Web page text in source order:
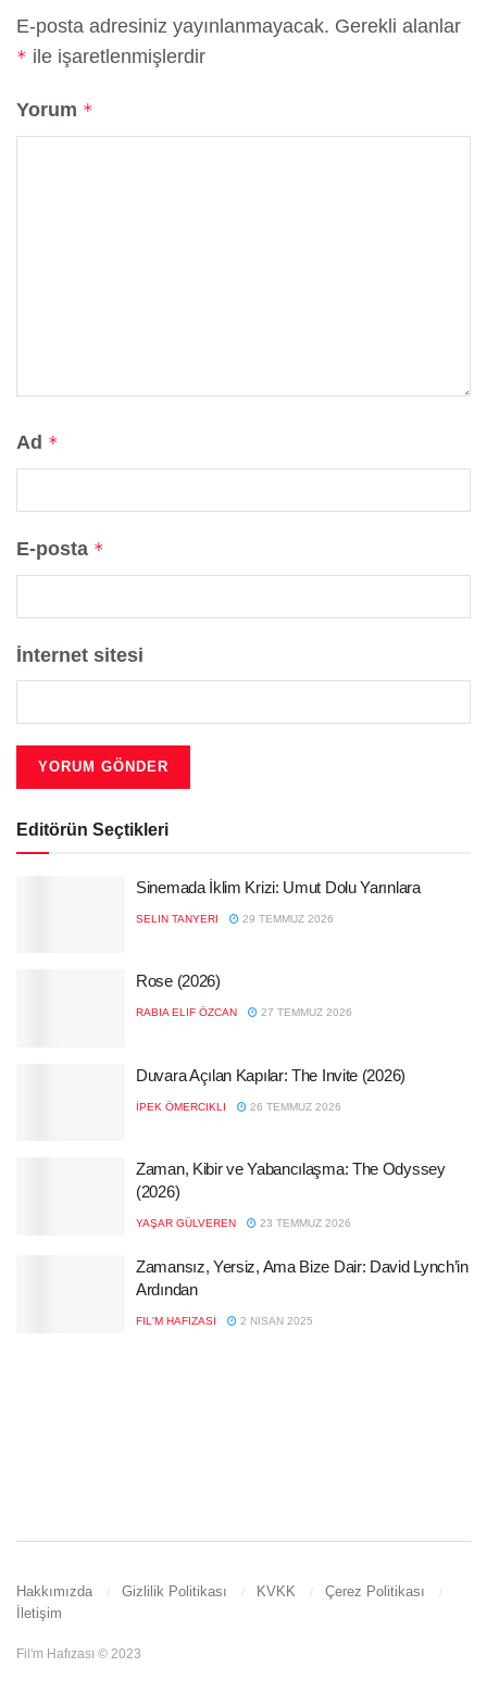
E-posta adresiniz yayınlanmayacak. Gerekli alanlar
* ile işaretlenmişlerdir
Yorum *
Ad *
E-posta *
İnternet sitesi
Editörün Seçtikleri
Sinemada İklim Krizi: Umut Dolu Yarınlara
SELIN TANYERI 29 TEMMUZ 2026
Rose (2026)
RABIA ELIF ÖZCAN 27 TEMMUZ 2026
Duvara Açılan Kapılar: The Invite (2026)
İPEK ÖMERCIKLI 26 TEMMUZ 2026
Zaman, Kibir ve Yabancılaşma: The Odyssey
(2026)
YAŞAR GÜLVEREN 23 TEMMUZ 2026
Zamansız, Yersiz, Ama Bize Dair: David Lynch’in
Ardından
FIL'M HAFIZASI 2 NISAN 2025
Hakkımızda Gizlilik Politikası KVKK
Çerez Politikası
İletişim
Fil'm Hafızası © 2023